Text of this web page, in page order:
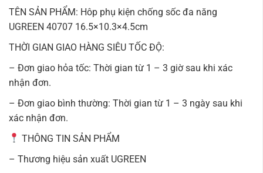
TÊN SẢN PHẨM: Hôp phụ kiện chống sốc đa năng
UGREEN 40707 16.5×10.3×4.5cm
THỜI GIAN GIAO HÀNG SIÊU TỐC ĐỘ:
– Đơn giao hỏa tốc: Thời gian từ 1 – 3 giờ sau khi xác
nhận đơn.
– Đơn giao bình thường: Thời gian từ 1 – 3 ngày sau khi
xác nhận đơn.
THÔNG TIN SẢN PHẨM
– Thương hiệu sản xuất UGREEN